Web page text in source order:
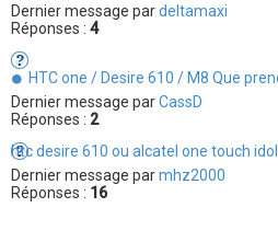
Dernier message pardeltamaxi
Réponses : 4
HTC one / Desire 610 / M8 Que
Dernier message parCassD
Réponses : 2
htc desire 610 ou alcatel one touch
Dernier message parmhz2000
Réponses : 16